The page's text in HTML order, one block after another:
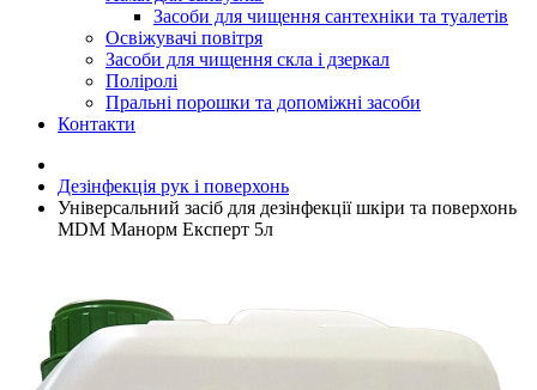
Засоби для чищення сантехніки та туалетів
Освіжувачі повітря
Засоби для чищення скла і дзеркал
Поліролі
Пральні порошки та допоміжні засоби
Контакти
Дезінфекція рук і поверхонь
Універсальний засіб для дезінфекції шкіри та поверхонь
MDM Манорм Експерт 5л